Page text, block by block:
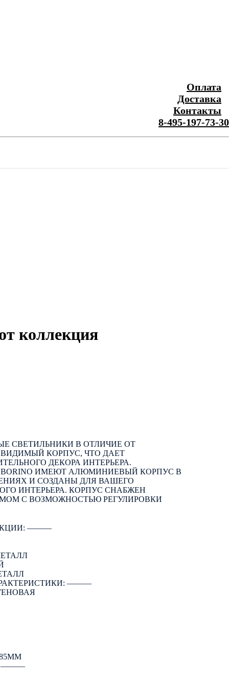
Оплата
Доставка
Контакты
8-495-197-73-30
коллекция
СВЕТИЛЬНИКИ В ОТЛИЧИЕ ОТ
КОРПУС, ЧТО ДАЕТ
ДЕКОРА ИНТЕРЬЕРА.
ИМЕЮТ АЛЮМИНИЕВЫЙ КОРПУС В
И СОЗДАНЫ ДЛЯ ВАШЕГО
ИНТЕРЬЕРА. КОРПУС СНАБЖЕН
С ВОЗМОЖНОСТЬЮ РЕГУЛИРОВКИ
―――
―――
―――